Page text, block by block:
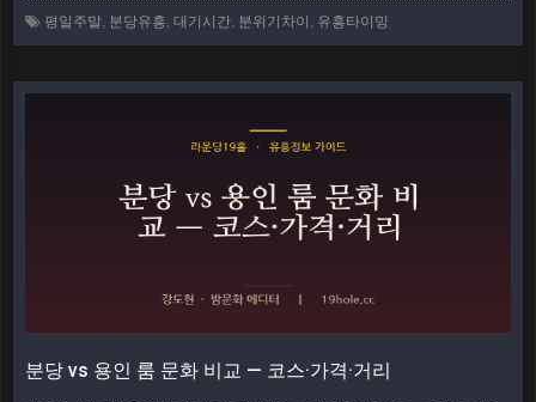
눈에 보는 평일 vs 주말 비교 항목평일 (월~목)주말 (금~토) 주대 경향기본…
평일주말, 분당유흥, 대기시간, 분위기차이 , 유흥타이밍
분당 vs 용인 룸 문화 비교 — 코스·가격·거리